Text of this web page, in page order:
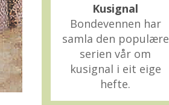
Kusignal
Bondevennen har
samla den populære
serien vår om
kusignal i eit eige
hefte.